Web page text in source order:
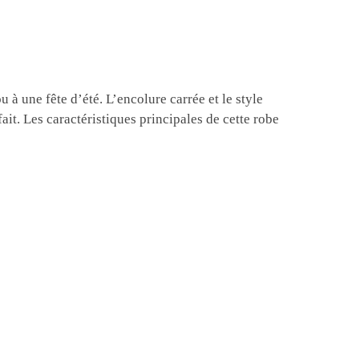
une fête d’été. L’encolure carrée et le style
Les caractéristiques principales de cette robe